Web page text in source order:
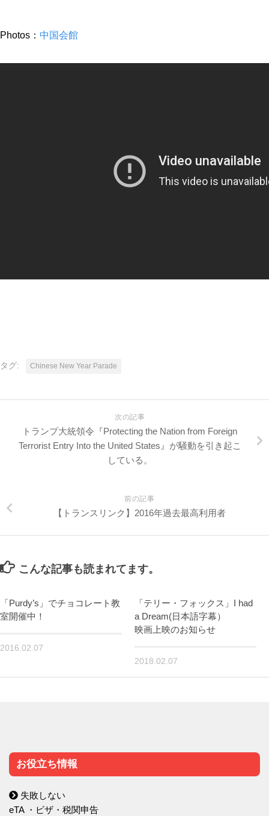
Photos： 中国会館
タグ: Chinese New Year Parade
次の記事
トランプ大統領令『Protecting the Nation from Foreign
Terrorist Entry Into the United States』が騒動を引き起こ
している。
前の記事
【トランスリンク】2016年過去最高利用者
こんな記事も読まれてます。
「Purdy’s」でチョコレート教
室開催中！
2016.02.07
「テリー・フォックス」I had
a Dream(日本語字幕）
映画上映のお知らせ
2018.02.07
お役立ち情報
失敗しない
eTA ・ビザ・税関申告